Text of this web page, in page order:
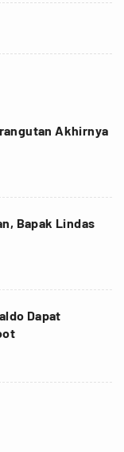
Akhirnya
Bapak Lindas
Dapat